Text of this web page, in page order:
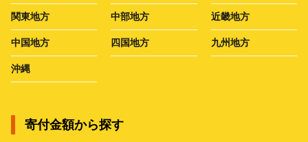
関東地方 中部地方 近畿地方
中国地方 四国地方 九州地方
沖縄
寄付金額から探す